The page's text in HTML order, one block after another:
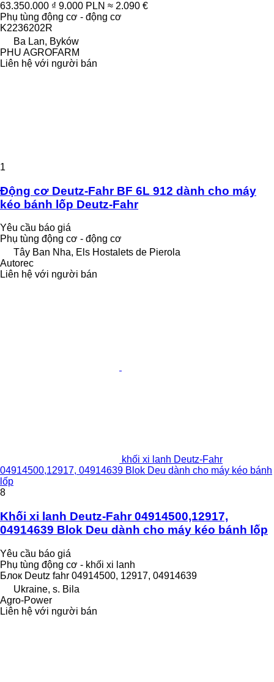
63.350.000 ₫ 9.000 PLN ≈ 2.090 €
Phụ tùng động cơ - động cơ
K2236202R
Ba Lan, Byków
PHU AGROFARM
Liên hệ với người bán
1
Động cơ Deutz-Fahr BF 6L 912 dành cho máy
kéo bánh lốp Deutz-Fahr
Yêu cầu báo giá
Phụ tùng động cơ - động cơ
Tây Ban Nha, Els Hostalets de Pierola
Autorec
Liên hệ với người bán
khối xi lanh Deutz-Fahr
04914500,12917, 04914639 Blok Deu dành cho máy kéo bánh
lốp
8
Khối xi lanh Deutz-Fahr 04914500,12917,
04914639 Blok Deu dành cho máy kéo bánh lốp
Yêu cầu báo giá
Phụ tùng động cơ - khối xi lanh
Блок Deutz fahr 04914500, 12917, 04914639
Ukraine, s. Bila
Agro-Power
Liên hệ với người bán